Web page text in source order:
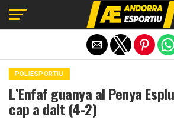
POLIESPORTIU
L’Enfaf guanya al Penya
cap a dalt (4-2)
Exit mobile